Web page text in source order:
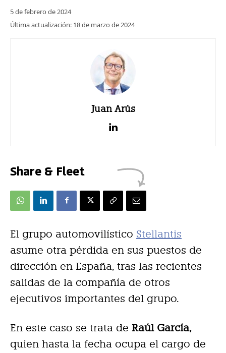
5 de febrero de 2024
Última actualización: 18 de marzo de 2024
Juan Arús
Share & Fleet
El grupo automovilístico Stellantis
asume otra pérdida en sus puestos de
dirección en España, tras las recientes
salidas de la compañía de otros
ejecutivos importantes del grupo.
En este caso se trata de Raúl García,
quien hasta la fecha ocupa el cargo de